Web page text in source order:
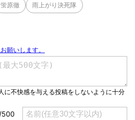
蛍原徹 雨上がり決死隊